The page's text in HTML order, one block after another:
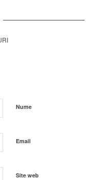
Nume
Email
Site web